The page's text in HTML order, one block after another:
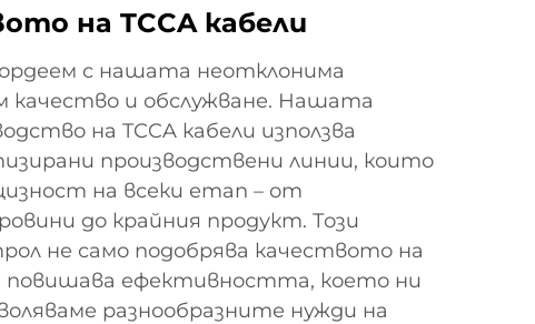
на TCCA кабели
с нашата неотклонима
качество и обслужване. Нашата
на TCCA кабели използва
производствени линии, които
на всеки етап – от
до крайния продукт. Този
не само подобрява качеството на
повишава ефективността, което ни
разнообразните нужди на